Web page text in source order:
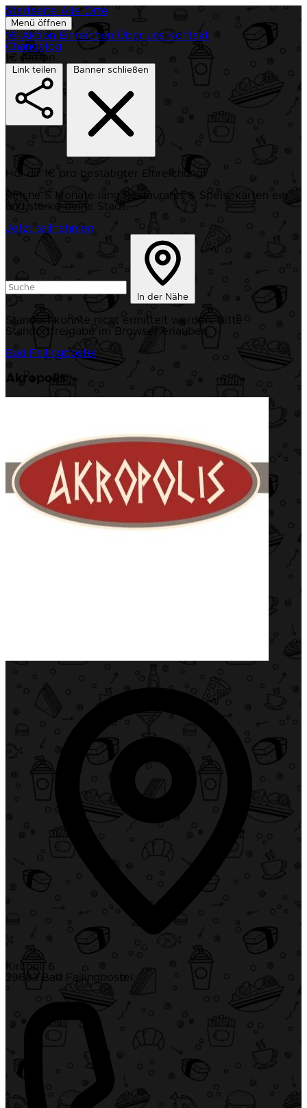
Startseite Alle Orte
Menü öffnen
1€-Aktion Einreichen Über uns Kontakt
Changelog
1€ Aktion
Link teilen Banner schließen
Hol dir 1€ pro bestätigter Einreichung!
Reiche 5 Monate lang Restaurants & Speisekarten ein
und stärke deine Stadt.
Jetzt teilnehmen
In der Nähe
Standort konnte nicht ermittelt werden. Bitte
Standortfreigabe im Browser erlauben.
Bad Fallingbostel
Akropolis
Kirchpl. 6
29683 Bad Fallingbostel